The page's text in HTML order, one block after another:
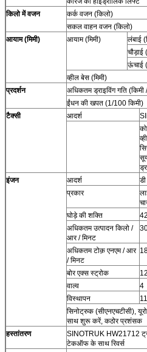
किलो में वजन
कर्क वजन (किलो)
सकल वाहन वजन (किलो)
आयाम (मिमी)
आयाम (मिमी) लंबाई
चौड़ाई
ऊंचाई
व्हील बेस (मिमी)
प्रदर्शन
अधिकतम ड्राइविंग गति (किमी
ईंधन की खपत (1/100 किमी)
टैक्सी
आदर्श
इंजन
आदर्श
प्रकार
घोड़े की शक्ति
अधिकतम उत्पादन किलो /
आर / मिनट
अधिकतम टोक़ एनएम / आर
/ मिनट
बोर एक्स स्ट्रोक
वाल्व
4
विस्थापन
सिनोट्रुक (सीएनएचटीसी),
साथ शुरू करें, कठोर प्रशंसक
हस्तांतरण
SINOTRUK HW21712
टेकऑफ के साथ रिवर्स